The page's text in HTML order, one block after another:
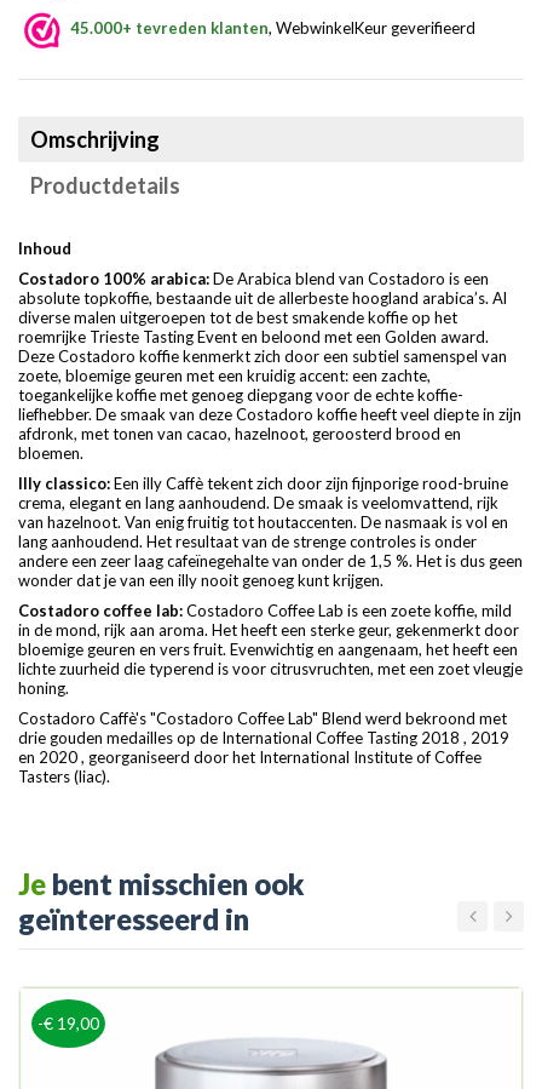
45.000+ tevreden klanten, WebwinkelKeur geverifieerd
Omschrijving
Productdetails
Inhoud
Costadoro 100% arabica:De Arabica blend van Costadoro is een
absolute topkoffie, bestaande uit de allerbeste hoogland arabica’s. Al
diverse malen uitgeroepen tot de best smakende koffie op het
roemrijke Trieste Tasting Event en beloond met een Golden award.
Deze Costadoro koffie kenmerkt zich door een subtiel samenspel van
zoete, bloemige geuren met een kruidig accent: een zachte,
toegankelijke koffie met genoeg diepgang voor de echte koffie-
liefhebber. De smaak van deze Costadoro koffie heeft veel diepte in zijn
afdronk, met tonen van cacao, hazelnoot, geroosterd brood en
bloemen.
Illy classico:Een illy Caffè tekent zich door zijn fijnporige rood-bruine
crema, elegant en lang aanhoudend. De smaak is veelomvattend, rijk
van hazelnoot. Van enig fruitig tot houtaccenten. De nasmaak is vol en
lang aanhoudend. Het resultaat van de strenge controles is onder
andere een zeer laag cafeïnegehalte van onder de 1,5 %. Het is dus geen
wonder dat je van een illy nooit genoeg kunt krijgen.
Costadoro coffee lab:Costadoro Coffee Lab is een zoete koffie, mild
in de mond, rijk aan aroma. Het heeft een sterke geur, gekenmerkt door
bloemige geuren en vers fruit. Evenwichtig en aangenaam, het heeft een
lichte zuurheid die typerend is voor citrusvruchten, met een zoet vleugje
honing.
Costadoro Caffè's "Costadoro Coffee Lab" Blend werd bekroond met
drie gouden medailles op de International Coffee Tasting 2018 , 2019
en 2020 , georganiseerd door het International Institute of Coffee
Tasters (liac).
Je bent misschien ook
geïnteresseerd in
-€ 19,00